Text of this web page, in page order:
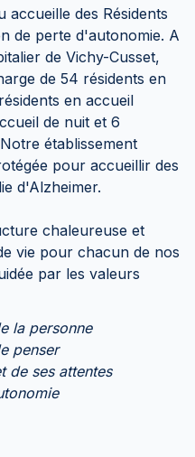
accueille des Résidents
de perte d'autonomie. A
de Vichy-Cusset,
de 54 résidents en
en accueil
de nuit et 6
établissement
pour accueillir des
d'Alzheimer.
chaleureuse et
vie pour chacun de nos
par les valeurs
la personne
penser
de ses attentes